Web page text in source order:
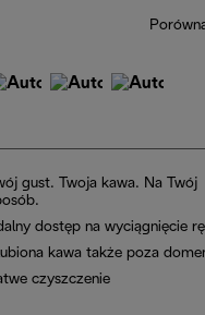
gust. Twoja kawa. Na Twój
dostęp na wyciągnięcie
kawa także poza
czyszczenie